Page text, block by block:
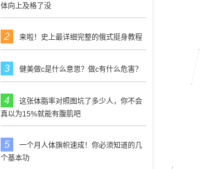
体向上及格了没
来啦！史上最详细完整的俄式挺身教程
健美做c是什么意思？做c有什么危害？
这张体脂率对照图坑了多少人，你不会
真以为15%就能有腹肌吧
一个月人体旗帜速成！你必须知道的几
个基本功